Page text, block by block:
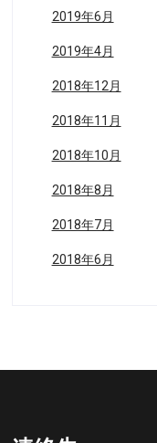
2019年6月
2019年4月
2018年12月
2018年11月
2018年10月
2018年8月
2018年7月
2018年6月